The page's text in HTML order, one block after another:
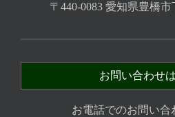
〒440-0083 愛知県豊橋
お問い合わせ
お電話でのお問い合